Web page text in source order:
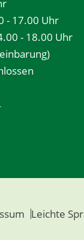
- 17.00 Uhr
- 18.00 Uhr
Leichte